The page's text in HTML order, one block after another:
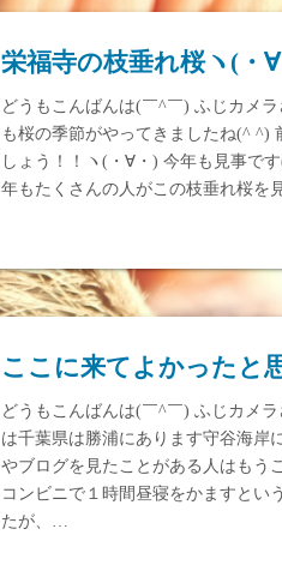
栄福寺の枝垂れ桜ヽ(・
どうもこんばんは(￣^￣) ふじカメ
も桜の季節がやってきましたね(^ ^)
しょう！！ヽ(・∀・) 今年も見事で
年もたくさんの人がこの枝垂れ桜を
ここに来てよかったと
どうもこんばんは(￣^￣) ふじカメ
は千葉県は勝浦にあります守谷海岸
やブログを見たことがある人はもう
コンビニで１時間昼寝をかますとい
たが、…